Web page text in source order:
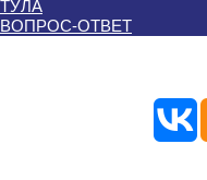
ТУЛА
ВОПРОС-ОТВЕТ